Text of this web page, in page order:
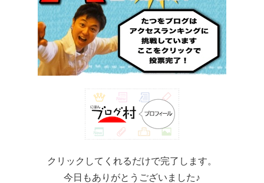
クリックしてくれるだけで完了します。
今日もありがとうございました♪